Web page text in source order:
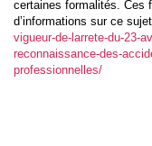
certaines formalités. Ces
d’informations sur ce
vigueur-de-larrete-du-23-
reconnaissance-des-
professionnelles/